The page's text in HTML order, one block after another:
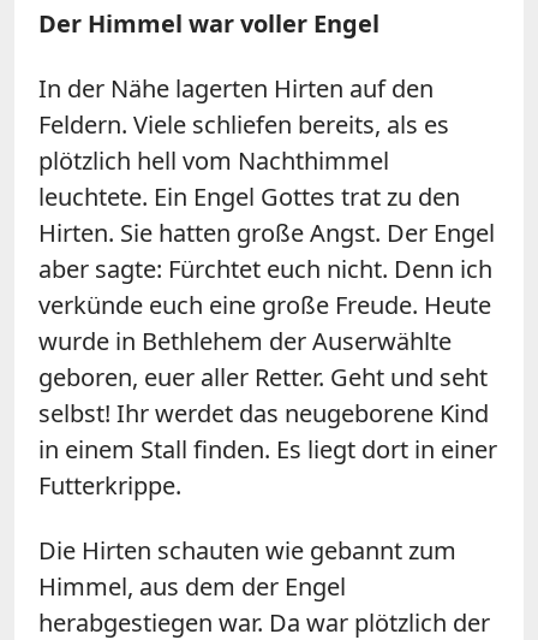
Der Himmel war voller Engel
In der Nähe lagerten Hirten auf den
Feldern. Viele schliefen bereits, als es
plötzlich hell vom Nachthimmel
leuchtete. Ein Engel Gottes trat zu den
Hirten. Sie hatten große Angst. Der Engel
aber sagte: Fürchtet euch nicht. Denn ich
verkünde euch eine große Freude. Heute
wurde in Bethlehem der Auserwählte
geboren, euer aller Retter. Geht und seht
selbst! Ihr werdet das neugeborene Kind
in einem Stall finden. Es liegt dort in einer
Futterkrippe.
Die Hirten schauten wie gebannt zum
Himmel, aus dem der Engel
herabgestiegen war. Da war plötzlich der